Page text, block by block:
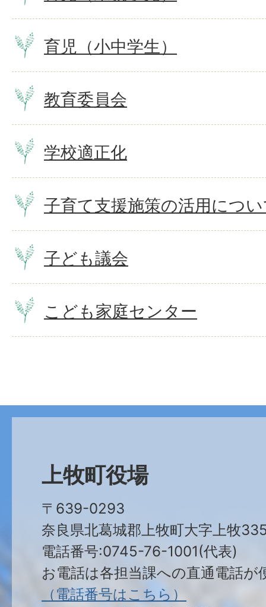
育児（小中学生）
教育委員会
学校適正化
子育て支援施策の活用につ
子ども議会
こども家庭センター
上牧町役場
〒639-0293
奈良県北葛城郡上牧町大字上牧
電話番号:0745-76-1001(代表)
お電話は各担当課への直通電話が
（電話番号はこちら）